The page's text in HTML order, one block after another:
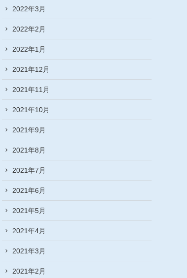
2022年3月
2022年2月
2022年1月
2021年12月
2021年11月
2021年10月
2021年9月
2021年8月
2021年7月
2021年6月
2021年5月
2021年4月
2021年3月
2021年2月